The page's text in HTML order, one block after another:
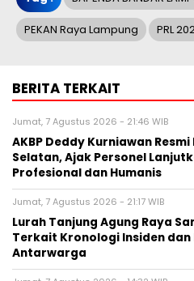
PEKAN Raya Lampung PRL
BERITA TERKAIT
Jumat, 7 Agustus 2026 - 21:46 WIB
AKBP Deddy Kurniawan
Selatan, Ajak Personel
Profesional dan Humanis
Jumat, 7 Agustus 2026 - 21:17 WIB
Lurah Tanjung Agung Raya
Terkait Kronologi Insiden
Antarwarga